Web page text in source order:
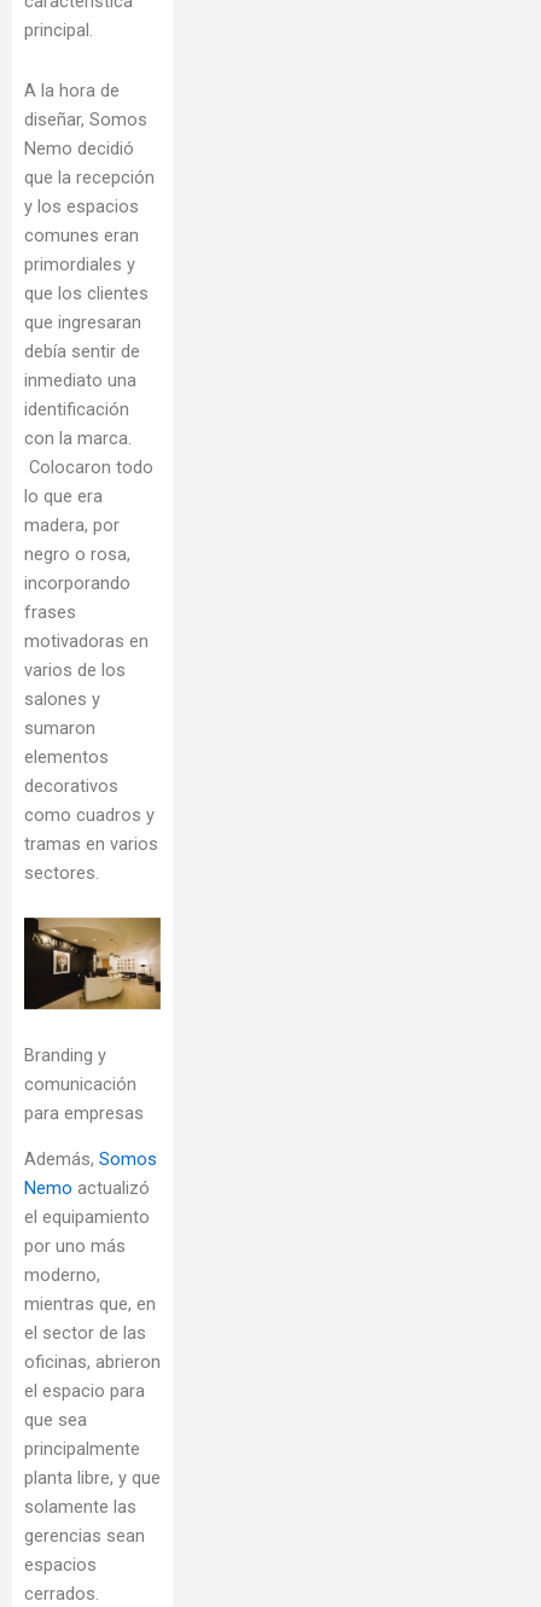
principal.
A la hora de
diseñar, Somos
Nemo decidió
que la recepción
y los espacios
comunes eran
primordiales y
que los clientes
que ingresaran
debía sentir de
inmediato una
identificación
con la marca.
Colocaron todo
lo que era
madera, por
negro o rosa,
incorporando
frases
motivadoras en
varios de los
salones y
sumaron
elementos
decorativos
como cuadros y
tramas en varios
sectores.
Branding y
comunicación
para empresas
Además, Somos
Nemo actualizó
el equipamiento
por uno más
moderno,
mientras que, en
el sector de las
oficinas, abrieron
el espacio para
que sea
principalmente
planta libre, y que
solamente las
gerencias sean
espacios
cerrados.